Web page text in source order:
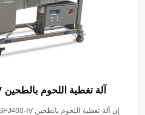
آلة تغطية اللحوم بالطحين SFJ400-IV
إن آلة تغطية اللحوم بالطحين SFJ400-IV